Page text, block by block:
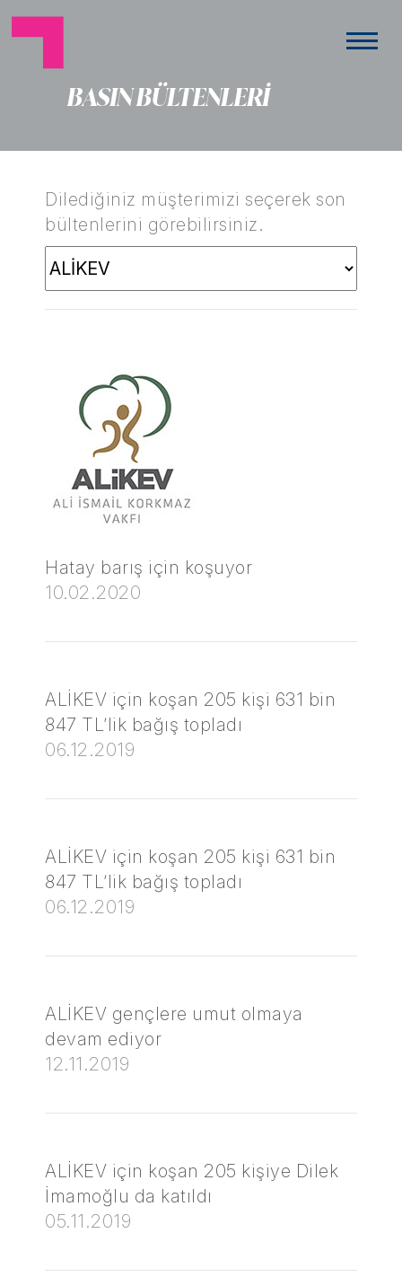
BASIN BÜLTENLERİ
Dilediğiniz müşterimizi seçerek son
bültenlerini görebilirsiniz.
Hatay barış için koşuyor
10.02.2020
ALİKEV için koşan 205 kişi 631 bin
847 TL’lik bağış topladı
06.12.2019
ALİKEV için koşan 205 kişi 631 bin
847 TL’lik bağış topladı
06.12.2019
ALİKEV gençlere umut olmaya
devam ediyor
12.11.2019
ALİKEV için koşan 205 kişiye Dilek
İmamoğlu da katıldı
05.11.2019